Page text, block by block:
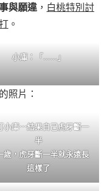
與願違， 白桃特別討
。
小庫：「……」
照片：
小庫⋯結果自己虎牙斷一
半
歲，虎牙斷一半就永遠長
這樣了